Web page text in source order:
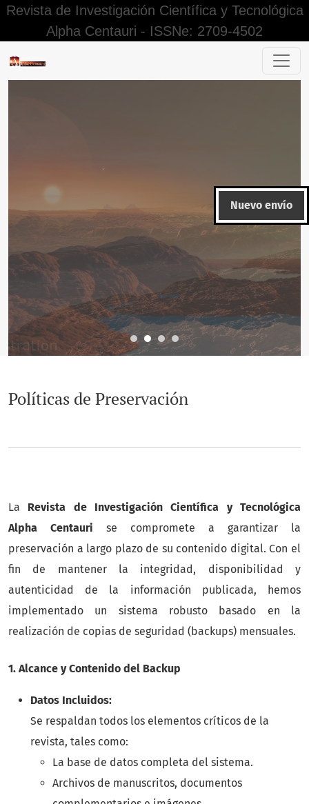
Revista de Investigación Científica y Tecnológica
Alpha Centauri - ISSNe: 2709-4502
Políticas de Preservación
Nuevo envío
Políticas de Preservación
La Revista de Investigación Científica y Tecnológica
Alpha Centauri se compromete a garantizar la
preservación a largo plazo de su contenido digital. Con el
fin de mantener la integridad, disponibilidad y
autenticidad de la información publicada, hemos
implementado un sistema robusto basado en la
realización de copias de seguridad (backups) mensuales.
1. Alcance y Contenido del Backup
Datos Incluidos:
Se respaldan todos los elementos críticos de la
revista, tales como:
La base de datos completa del sistema.
Archivos de manuscritos, documentos